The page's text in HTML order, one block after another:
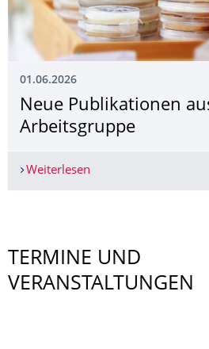
01.06.2026
Neue Publikationen
Arbeitsgruppe
Weiterlesen
TERMINE UND
VERANSTALTUNGEN